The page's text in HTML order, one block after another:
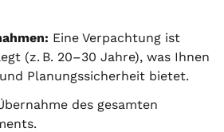
Eine Verpachtung ist
(z. B. 20–30 Jahre), was Ihnen
Planungssicherheit bietet.
des gesamten